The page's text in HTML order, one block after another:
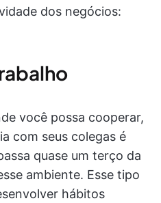
dos negócios:
você possa cooperar,
com seus colegas é
quase um terço da
ambiente. Esse tipo
hábitos